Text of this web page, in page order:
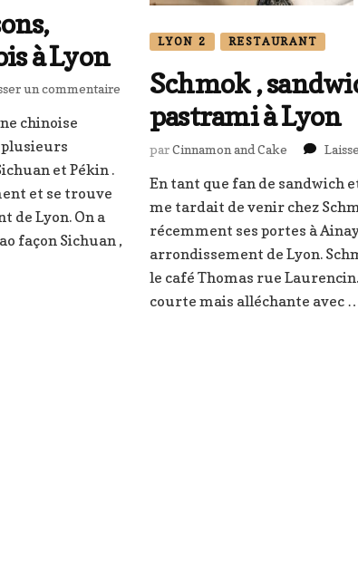
à Lyon
un commentairesur
saisons,
chinois
chinoise
et Pékin .
et se trouve
de Lyon. On a
façon Sichuan ,
LYON 2 RESTAURANT
Schmok ,
pastrami à Lyon
parCinnamon and Cake
En tant que fan de sandwich
me tardait de venir chez
récemment ses portes à
arrondissement de Lyon.
le café Thomas rue
courte mais alléchante avec